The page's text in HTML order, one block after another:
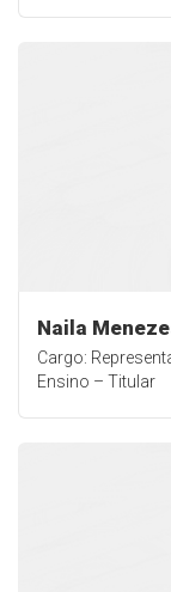
Naila
Cargo:
Ensino – Titular